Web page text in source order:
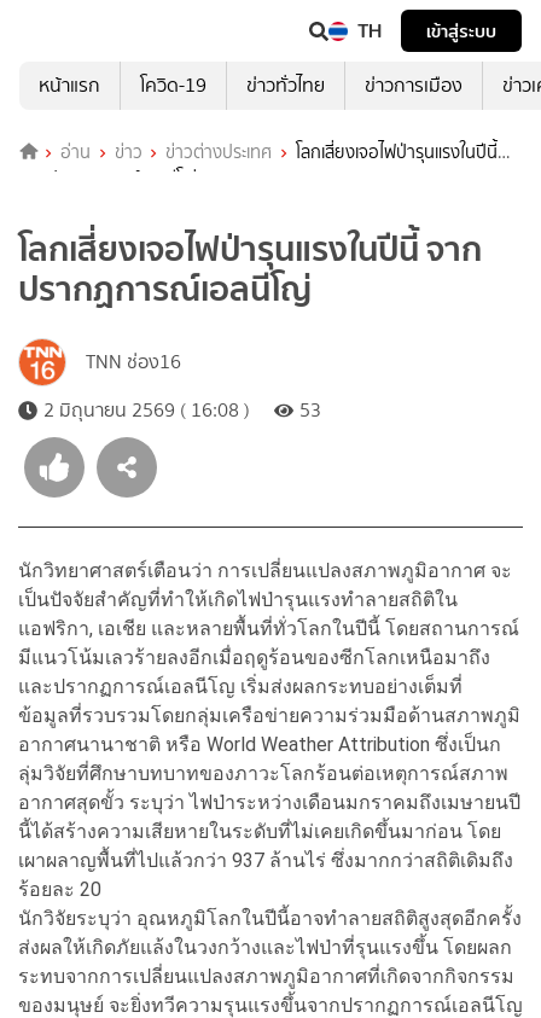
TH
เข้าสู่ระบบ
หน้าแรก
โควิด-19 ข่าวทั่วไทย ข่าวการเมือง ข่าว
อ่าน ข่าว ข่าวต่างประเทศ
โลกเสี่ยงเจอไฟป่ารุนแรงในปีนี้
จากปรากฏการณ์เอลนีโญ่
โลกเสี่ยงเจอไฟป่ารุนแรงในปีนี้ จาก
ปรากฏการณ์เอลนีโญ่
TNN ช่อง16
2 มิถุนายน 2569 ( 16:08 )
53
นักวิทยาศาสตร์เตือนว่า การเปลี่ยนแปลงสภาพภูมิอากาศ จะ
เป็นปัจจัยสำคัญที่ทำให้เกิดไฟป่ารุนแรงทำลายสถิติใน
แอฟริกา, เอเชีย และหลายพื้นที่ทั่วโลกในปีนี้ โดยสถานการณ์
มีแนวโน้มเลวร้ายลงอีกเมื่อฤดูร้อนของซีกโลกเหนือมาถึง
และปรากฏการณ์เอลนีโญ เริ่มส่งผลกระทบอย่างเต็มที่
ข้อมูลที่รวบรวมโดยกลุ่มเครือข่ายความร่วมมือด้านสภาพภูมิ
อากาศนานาชาติ หรือ World Weather Attribution ซึ่งเป็นก
ลุ่มวิจัยที่ศึกษาบทบาทของภาวะโลกร้อนต่อเหตุการณ์สภาพ
อากาศสุดขั้ว ระบุว่า ไฟป่าระหว่างเดือนมกราคมถึงเมษายนปี
นี้ได้สร้างความเสียหายในระดับที่ไม่เคยเกิดขึ้นมาก่อน โดย
เผาผลาญพื้นที่ไปแล้วกว่า 937 ล้านไร่ ซึ่งมากกว่าสถิติเดิมถึง
ร้อยละ 20
นักวิจัยระบุว่า อุณหภูมิโลกในปีนี้อาจทำลายสถิติสูงสุดอีกครั้ง
ส่งผลให้เกิดภัยแล้งในวงกว้างและไฟป่าที่รุนแรงขึ้น โดยผลก
ระทบจากการเปลี่ยนแปลงสภาพภูมิอากาศที่เกิดจากกิจกรรม
ของมนุษย์ จะยิ่งทวีความรุนแรงขึ้นจากปรากฏการณ์เอลนีโญ